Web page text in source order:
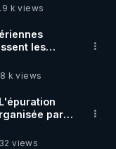
k views
les
de
k views
par
views